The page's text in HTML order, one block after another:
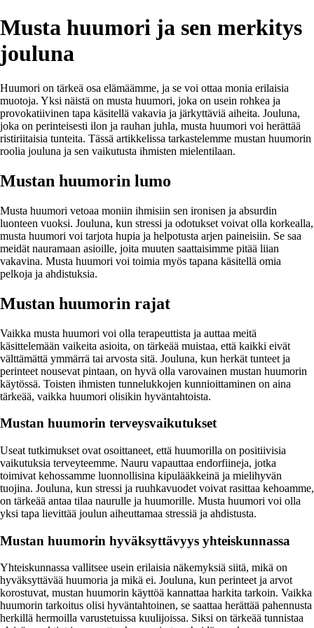
Musta huumori ja sen merkitys
jouluna
Huumori on tärkeä osa elämäämme, ja se voi ottaa monia erilaisia
muotoja. Yksi näistä on musta huumori, joka on usein rohkea ja
provokatiivinen tapa käsitellä vakavia ja järkyttäviä aiheita. Jouluna,
joka on perinteisesti ilon ja rauhan juhla, musta huumori voi herättää
ristiriitaisia tunteita. Tässä artikkelissa tarkastelemme mustan huumorin
roolia jouluna ja sen vaikutusta ihmisten mielentilaan.
Mustan huumorin lumo
Musta huumori vetoaa moniin ihmisiin sen ironisen ja absurdin
luonteen vuoksi. Jouluna, kun stressi ja odotukset voivat olla korkealla,
musta huumori voi tarjota hupia ja helpotusta arjen paineisiin. Se saa
meidät nauramaan asioille, joita muuten saattaisimme pitää liian
vakavina. Musta huumori voi toimia myös tapana käsitellä omia
pelkoja ja ahdistuksia.
Mustan huumorin rajat
Vaikka musta huumori voi olla terapeuttista ja auttaa meitä
käsittelemään vaikeita asioita, on tärkeää muistaa, että kaikki eivät
välttämättä ymmärrä tai arvosta sitä. Jouluna, kun herkät tunteet ja
perinteet nousevat pintaan, on hyvä olla varovainen mustan huumorin
käytössä. Toisten ihmisten tunnelukkojen kunnioittaminen on aina
tärkeää, vaikka huumori olisikin hyväntahtoista.
Mustan huumorin terveysvaikutukset
Useat tutkimukset ovat osoittaneet, että huumorilla on positiivisia
vaikutuksia terveyteemme. Nauru vapauttaa endorfiineja, jotka
toimivat kehossamme luonnollisina kipulääkkeinä ja mielihyvän
tuojina. Jouluna, kun stressi ja ruuhkavuodet voivat rasittaa kehoamme,
on tärkeää antaa tilaa naurulle ja huumorille. Musta huumori voi olla
yksi tapa lievittää joulun aiheuttamaa stressiä ja ahdistusta.
Mustan huumorin hyväksyttävyys yhteiskunnassa
Yhteiskunnassa vallitsee usein erilaisia näkemyksiä siitä, mikä on
hyväksyttävää huumoria ja mikä ei. Jouluna, kun perinteet ja arvot
korostuvat, mustan huumorin käyttöä kannattaa harkita tarkoin. Vaikka
huumorin tarkoitus olisi hyväntahtoinen, se saattaa herättää pahennusta
herkillä hermoilla varustetuissa kuulijoissa. Siksi on tärkeää tunnistaa